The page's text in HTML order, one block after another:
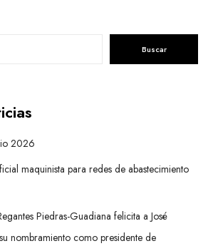
Buscar
2026
maquinista para redes de abastecimiento
Piedras-Guadiana felicita a José
nombramiento como presidente de